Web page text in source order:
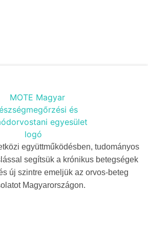
együttműködésben, tudományos
segítsük a krónikus betegségek
új szintre emeljük az orvos-beteg
Magyarországon.